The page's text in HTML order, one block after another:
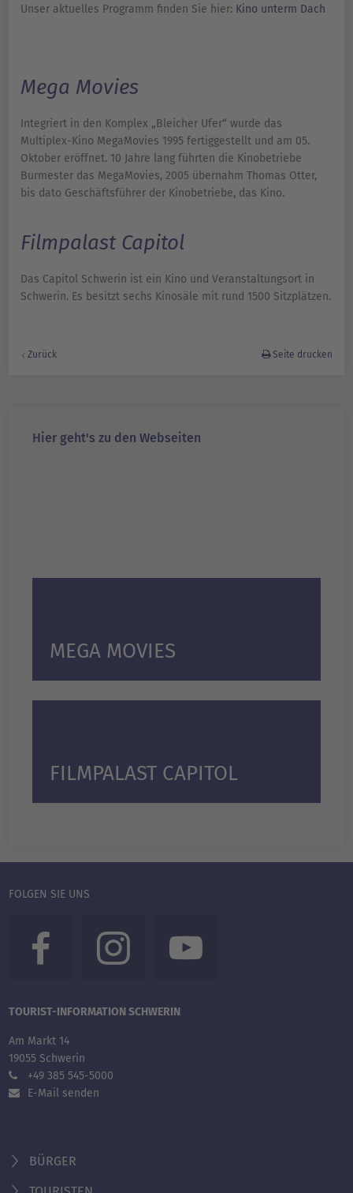
Unser aktuelles Programm finden Sie hier: Kino unterm Dach
Mega Movies
Integriert in den Komplex „Bleicher Ufer“ wurde das
Multiplex-Kino MegaMovies 1995 fertiggestellt und am 05.
Oktober eröffnet. 10 Jahre lang führten die Kinobetriebe
Burmester das MegaMovies, 2005 übernahm Thomas Otter,
bis dato Geschäftsführer der Kinobetriebe, das Kino.
Filmpalast Capitol
Das Capitol Schwerin ist ein Kino und Veranstaltungsort in
Schwerin. Es besitzt sechs Kinosäle mit rund 1500 Sitzplätzen.
Zurück Seite drucken
Hier geht's zu den Webseiten
MEGA MOVIES
FILMPALAST CAPITOL
FOLGEN SIE UNS
TOURIST-INFORMATION SCHWERIN
Am Markt 14
19055 Schwerin
+49 385 545-5000
E-Mail senden
BÜRGER